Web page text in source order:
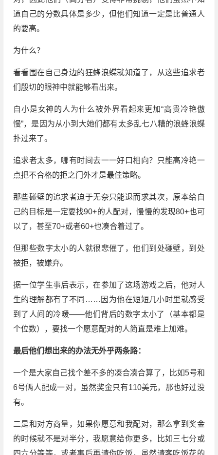
道自己的分数具体是多少，但他们知道一定是比普通人
的要高。
为什么？
看看围在自己身边的狂蜂浪蝶就知道了，从这些追求者
们殷切的眼神中就能够看出来。
自小是女神的人为什么被外界看起来更加“高贵冷艳傲
慢”，是因为从小到大她们都有太多乱七八糟的浪蜂浪蝶
扑过来了。
追求者太多，哪有时间去一一好口相向？只能高冷艳一
点把不合格的拒之门外才是最佳策略。
那些碰壁的追求者迫于无奈只能退而求其次，原本给自
己的目标是一定要找90+的人配对，慢慢的发现80+也可
以了，甚至70+或者60+也凑合着过了。
但那些数字太小的人就很悲催了，他们到处碰壁，到处
被拒，被嫌弃。
据一位学生事后表示，在参加了这场游戏之后，他对人
生的理解都有了不同……因为他在短短几小时里就感受
到了人间的冷暖——他们背后的数字太小了（基本都是
个位数），要找一个愿意配对的人简直是难上加难。
最后他们想出来的办法无外乎两条路：
一个是大家自己找个差不多的凑合凑合算了，比如5号和
6号俩人配成一对，虽然奖金只有110美元，那也好过没
有。
二是和对方商量，如果你愿意和我配对，那么拿到奖金
的时候就不是对半分，我愿意给你更多，比如三七分或
四六分等等，或者事后再请你吃饭，虽然请客吃饭花的